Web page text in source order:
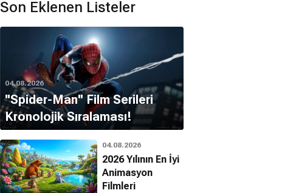
Son Eklenen Listeler
04.08.2026
''Spider-Man'' Film Serileri
Kronolojik Sıralaması!
04.08.2026
2026 Yılının En İyi
Animasyon
Filmleri